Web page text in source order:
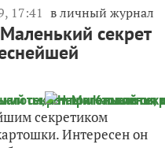
17:41 в личный журнал
секрет
секретиком
Интересен он